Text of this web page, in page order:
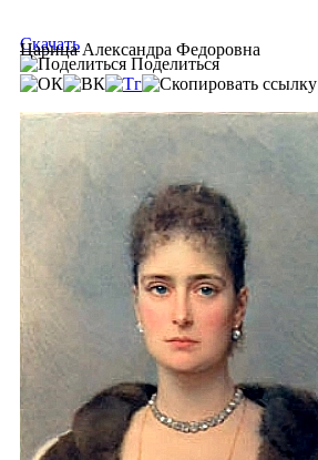
Царица Александра Федоровна
Скачать
Поделиться